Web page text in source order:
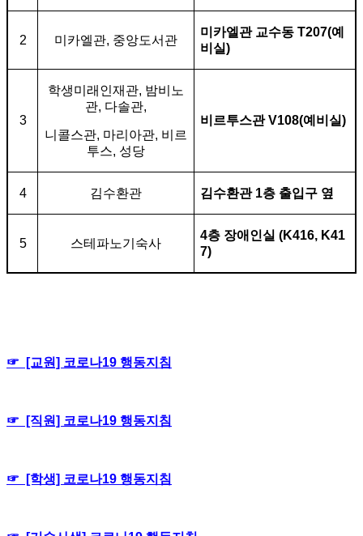
2 미카엘관, 중앙도서관
미카엘관 교수동 T207(예
비실)
3
학생미래인재관, 밤비노
관, 다솔관,
니콜스관, 마리아관, 비르
투스, 성당
비르투스관 V108(예비실)
4 김수환관 김수환관 1층 출입구 옆
5 스테파노기숙사
4층 장애인실 (K416, K41
7)
☞ [교원] 코로나19 행동지침
☞ [직원] 코로나19 행동지침
☞ [학생] 코로나19 행동지침